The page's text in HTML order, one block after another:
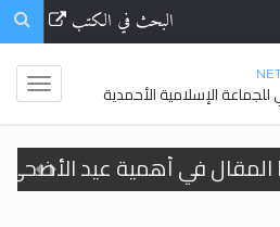
البحث في الكتب
الإسلامية الأحمدية
المقال في أهمية عيد